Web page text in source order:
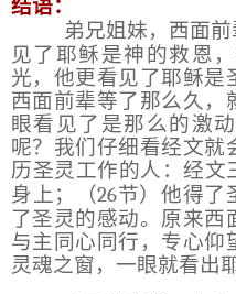
结语：
弟兄姐妹，西面
见了耶稣是神的救恩
光，他更看见了耶稣是
西面前辈等了那么久，
眼看见了是那么的激
呢？我们仔细看经文就
历圣灵工作的人：经文
身上；（26节）他得了
了圣灵的感动。原来西
与主同心同行，专心仰
灵魂之窗，一眼就看出